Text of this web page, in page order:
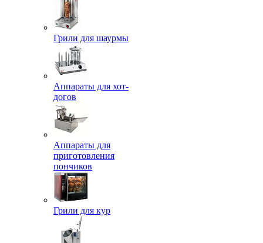
Грили для шаурмы
Аппараты для хот-
догов
Аппараты для
приготовления
пончиков
Грили для кур